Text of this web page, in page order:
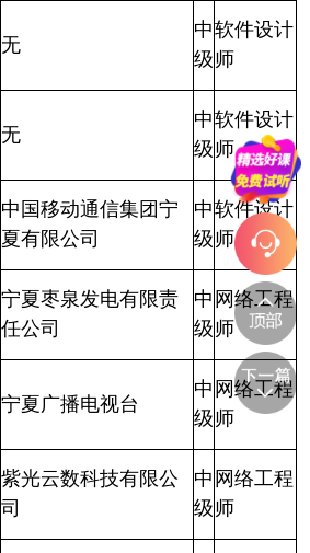
无
中
级
软件设计
师
无
中
级
软件设计
师
中国移动通信集团宁
夏有限公司
中
级
软件设计
师
宁夏枣泉发电有限责
任公司
中
级
网络工程
师
宁夏广播电视台
中
级
网络工程
师
紫光云数科技有限公
司
中
级
网络工程
师